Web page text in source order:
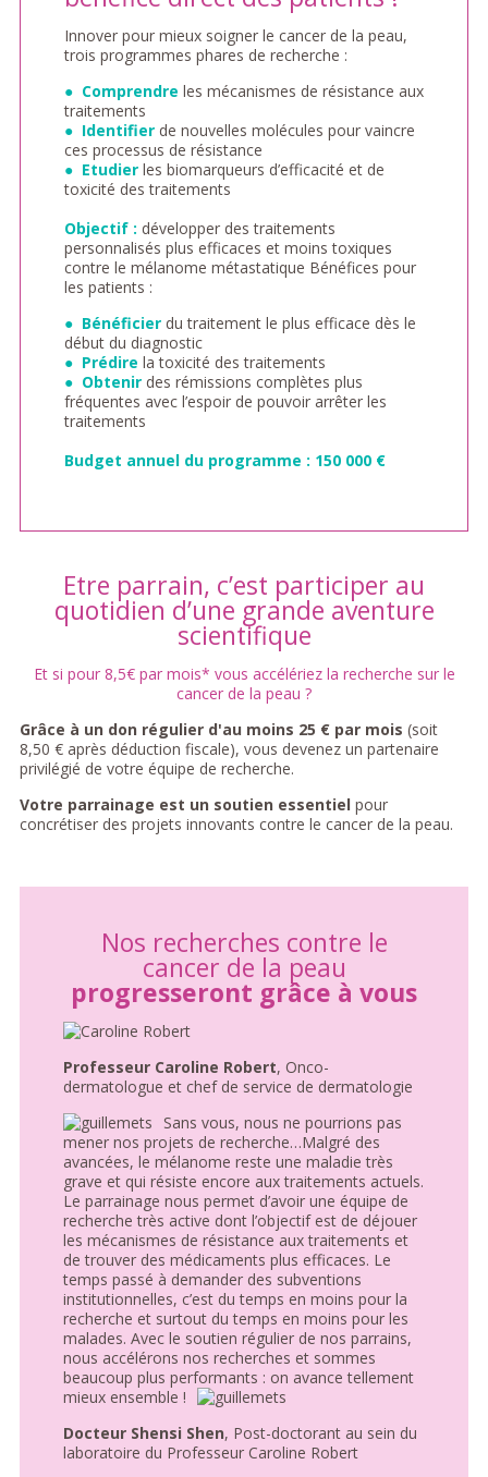
Innover pour mieux soigner le cancer de la peau,
trois programmes phares de recherche :
● Comprendre les mécanismes de résistance aux
traitements
● Identifierde nouvelles molécules pour vaincre
ces processus de résistance
● Etudierles biomarqueurs d’efficacité et de
toxicité des traitements
Objectif : développer des traitements
personnalisés plus efficaces et moins toxiques
contre le mélanome métastatique Bénéfices pour
les patients :
● Bénéficierdu traitement le plus efficace dès le
début du diagnostic
● Prédire la toxicité des traitements
● Obtenirdes rémissions complètes plus
fréquentes avec l’espoir de pouvoir arrêter les
traitements
Budget annuel du programme : 150 000 €
Etre parrain, c’est participer au
quotidien d’une grande aventure
scientifique
Et si pour 8,5€ par mois* vous accélériez la recherche sur le
cancer de la peau ?
Grâce à un don régulier d'au moins 25 € par mois (soit
8,50 € après déduction fiscale), vous devenez un partenaire
privilégié de votre équipe de recherche.
Votre parrainage est un soutien essentiel pour
concrétiser des projets innovants contre le cancer de la peau.
Nos recherches contre le
cancer de la peau
progresseront grâce à vous
Professeur Caroline Robert, Onco-
dermatologue et chef de service de dermatologie
Sans vous, nous ne pourrions pas
mener nos projets de recherche…Malgré des
avancées, le mélanome reste une maladie très
grave et qui résiste encore aux traitements actuels.
Le parrainage nous permet d’avoir une équipe de
recherche très active dont l’objectif est de déjouer
les mécanismes de résistance aux traitements et
de trouver des médicaments plus efficaces. Le
temps passé à demander des subventions
institutionnelles, c’est du temps en moins pour la
recherche et surtout du temps en moins pour les
malades. Avec le soutien régulier de nos parrains,
nous accélérons nos recherches et sommes
beaucoup plus performants : on avance tellement
mieux ensemble !
Docteur Shensi Shen, Post-doctorant au sein du
laboratoire du Professeur Caroline Robert